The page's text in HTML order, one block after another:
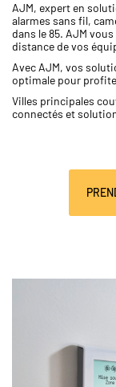
AJM, expert en
alarmes sans fil,
dans le 85. AJM
distance de vos
Avec AJM, vos
optimale pour
Villes principales
connectés et